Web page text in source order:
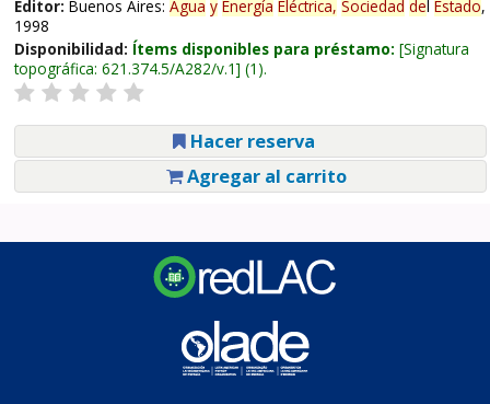
Editor: Buenos Aires: Agua y Energía Eléctrica, Sociedad del Estado,
1998
Disponibilidad: Ítems disponibles para préstamo: Signatura
topográfica: 621.374.5/A282/v.1 (1).
Hacer reserva
Agregar al carrito